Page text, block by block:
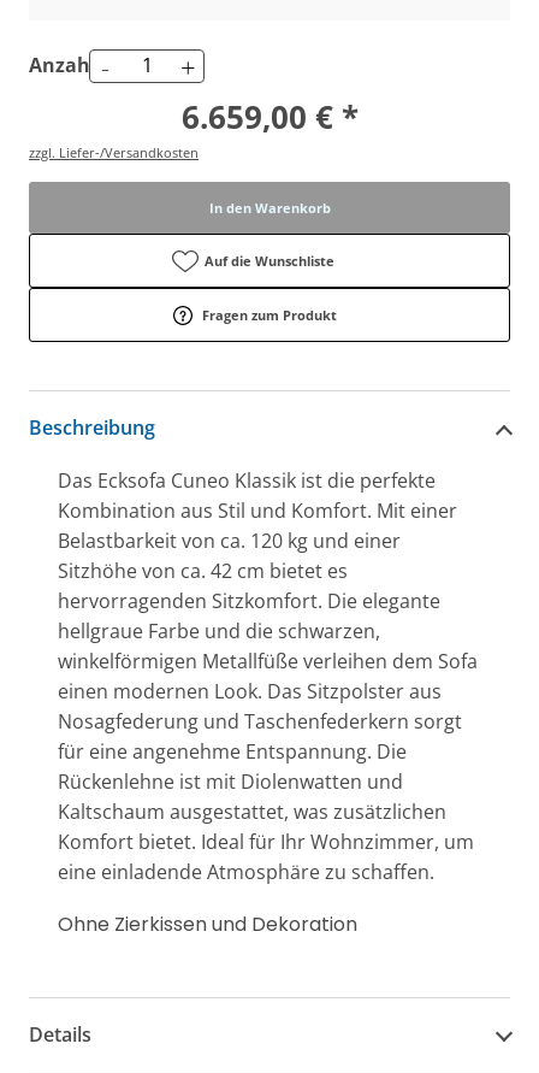
Anzahl - +
6.659,00 € *
zzgl. Liefer-/Versandkosten
In den Warenkorb
Auf die Wunschliste
Fragen zum Produkt
Beschreibung
Das Ecksofa Cuneo Klassik ist die perfekte
Kombination aus Stil und Komfort. Mit einer
Belastbarkeit von ca. 120 kg und einer
Sitzhöhe von ca. 42 cm bietet es
hervorragenden Sitzkomfort. Die elegante
hellgraue Farbe und die schwarzen,
winkelförmigen Metallfüße verleihen dem Sofa
einen modernen Look. Das Sitzpolster aus
Nosagfederung und Taschenfederkern sorgt
für eine angenehme Entspannung. Die
Rückenlehne ist mit Diolenwatten und
Kaltschaum ausgestattet, was zusätzlichen
Komfort bietet. Ideal für Ihr Wohnzimmer, um
eine einladende Atmosphäre zu schaffen.
Ohne Zierkissen und Dekoration
Details